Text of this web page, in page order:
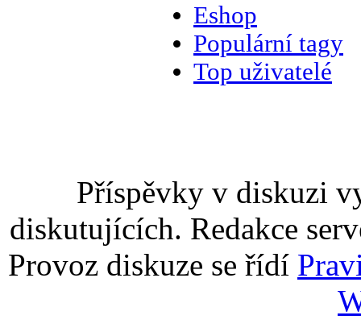
Eshop
Populární tagy
Top uživatelé
Příspěvky v diskuzi
diskutujících. Redakce
Provoz diskuze se řídí